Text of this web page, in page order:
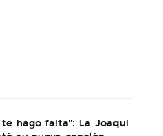
te hago falta": La Joaqui